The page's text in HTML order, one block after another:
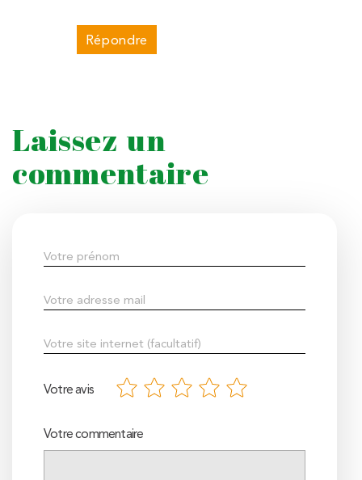
Répondre
Laissez un
commentaire
Votre avis
Votre commentaire